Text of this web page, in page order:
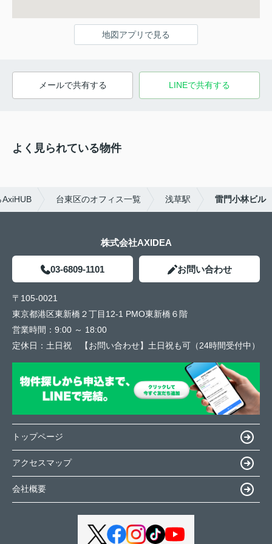
地図アプリで見る
メールで共有する LINEで共有する
よく見られている物件
台東区のオフィス一覧 浅草駅 雷門小林ビル
株式会社AXIDEA
03-6809-1101 お問い合わせ
〒105-0021
東京都港区東新橋２丁目12-1 PMO東新橋６階
営業時間： 9:00 ～ 18:00
定休日： 土日祝 【お問い合わせ】土日祝も可（24時間受付中）
トップページ
アクセスマップ
会社概要